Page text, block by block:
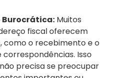
Burocrática: Muitos
fiscal oferecem
como o recebimento e o
Isso
precisa se preocupar